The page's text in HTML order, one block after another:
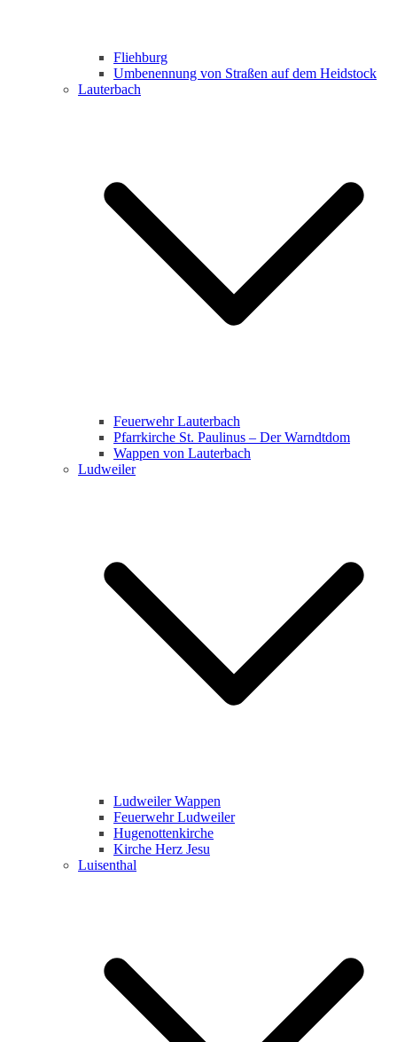
Fliehburg
Umbenennung von Straßen auf dem Heidstock
Lauterbach
Feuerwehr Lauterbach
Pfarrkirche St. Paulinus – Der Warndtdom
Wappen von Lauterbach
Ludweiler
Ludweiler Wappen
Feuerwehr Ludweiler
Hugenottenkirche
Kirche Herz Jesu
Luisenthal